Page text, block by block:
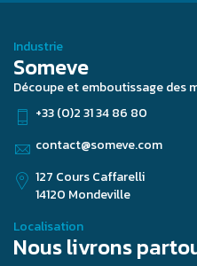
Industrie
Someve
Découpe et emboutissage des
+33 (0)2 31 34 86 80
contact@someve.com
127 Cours Caffarelli
14120 Mondeville
Localisation
Nous livrons